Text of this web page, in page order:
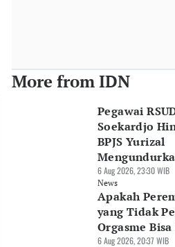
More from IDN
Pegawai
Soekardjo
BPJS Yurizal
6 Aug 2026, 23:30 WIB
News
Apakah
yang Tidak
Orgasme
6 Aug 2026, 20:37 WIB